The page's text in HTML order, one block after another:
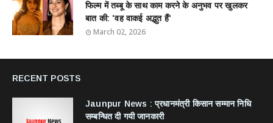
फिल्म में तब्बू के साथ काम करने के अनुभव पर खुलकर
बात की: 'वह वाकई अद्भुत हैं'
March 02, 2026
RECENT POSTS
Jaunpur News : ​प्रधानमंत्री किसान सम्मान निधि
सम्बन्धित दी गयी जानकारी